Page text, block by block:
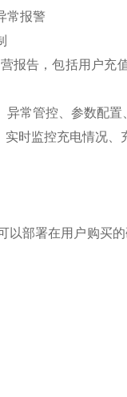
常报警
报告，包括用户充
异常管控、参数配置
时监控充电情况、
以部署在用户购买